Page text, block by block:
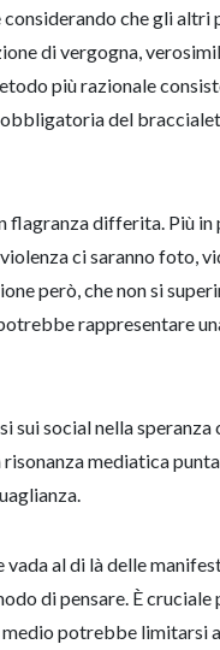
che gli
di vergogna,
più razionale
del
differita. Più in
ci saranno foto,
però, che non si
rappresentare
social nella speranza
mediatica
al di là delle
di pensare. È cruciale
potrebbe limitarsi